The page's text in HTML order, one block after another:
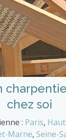
chez soi
: Paris,
Marne, Seine-